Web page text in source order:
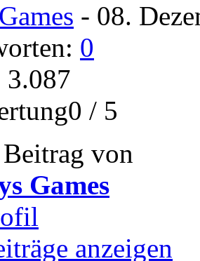
- 08.
0
/ 5
von
Games
anzeigen